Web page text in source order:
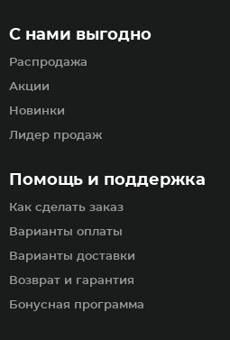
Помощь и поддержка
Как сделать заказ
Варианты оплаты
Варианты доставки
Возврат и гарантия
Бонусная программа
С нами выгодно
Распродажа
Акции
Новинки
Лидер продаж